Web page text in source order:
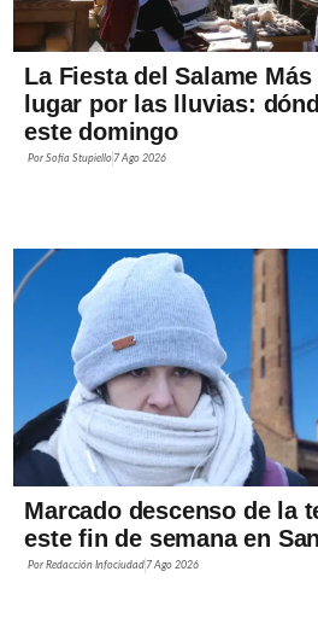
La Fiesta del Salame
lugar por las lluvias:
este domingo
PorSofía Stupiello 7 Ago 2026
Marcado descenso de la
este fin de semana en
PorRedacción Infociudad 7 Ago 2026